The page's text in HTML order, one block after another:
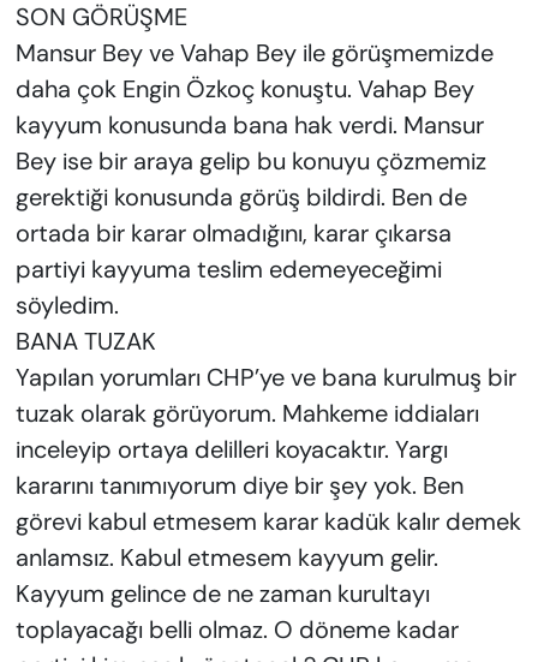
SON GÖRÜŞME
Mansur Bey ve Vahap Bey ile görüşmemizde
daha çok Engin Özkoç konuştu. Vahap Bey
kayyum konusunda bana hak verdi. Mansur
Bey ise bir araya gelip bu konuyu çözmemiz
gerektiği konusunda görüş bildirdi. Ben de
ortada bir karar olmadığını, karar çıkarsa
partiyi kayyuma teslim edemeyeceğimi
söyledim.
BANA TUZAK
Yapılan yorumları CHP’ye ve bana kurulmuş bir
tuzak olarak görüyorum. Mahkeme iddiaları
inceleyip ortaya delilleri koyacaktır. Yargı
kararını tanımıyorum diye bir şey yok. Ben
görevi kabul etmesem karar kadük kalır demek
anlamsız. Kabul etmesem kayyum gelir.
Kayyum gelince de ne zaman kurultayı
toplayacağı belli olmaz. O döneme kadar